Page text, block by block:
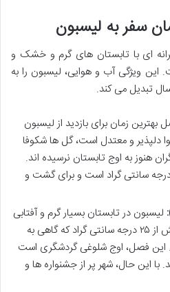
سفر به لیسبون
ای با تابستان های گرم و خشک و
این ویژگی آب و هوایی، لیسبون را به
تبدیل می کند.
بهترین زمان برای بازدید از لیسبون
و معتدل است، گل ها شکوفا
هنوز به اوج تابستان نرسیده اند.
دما بین ۱۵ تا ۲۰ درجه سانتی گراد است و برای گشت و
لیسبون در تابستان بسیار گرم و آفتابی
است، با میانگین دمای بیش از ۲۵ درجه سانتی گراد که گاهی به
رسد. این فصل، اوج شلوغی گردشگری است
با این حال، شهر پر از جشنواره ها و